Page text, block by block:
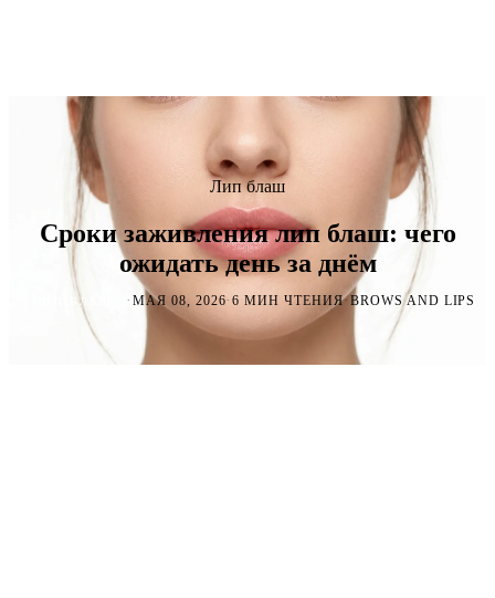
Лип блаш
Сроки заживления лип блаш: чего
ожидать день за днём
ЛИП БЛАШ · МАЯ 08, 2026·6 МИН ЧТЕНИЯ·BROWS AND LIPS